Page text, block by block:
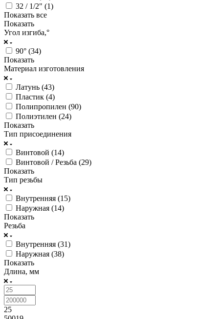
32 / 1/2" (1)
Показать все
Показать
Угол изгиба,°
90° (34)
Показать
Материал изготовления
Латунь (43)
Пластик (4)
Полипропилен (90)
Полиэтилен (24)
Показать
Тип присоединения
Винтовой (14)
Винтовой / Резьба (29)
Показать
Тип резьбы
Внутренняя (15)
Наружная (14)
Показать
Резьба
Внутренняя (31)
Наружная (38)
Показать
Длина, мм
25